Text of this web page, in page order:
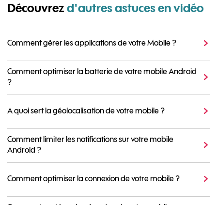
Découvrezd'autres astuces en vidéo
Comment gérer les applications de votre Mobile ?
Comment optimiser la batterie de votre mobile Android
?
A quoi sert la géolocalisation de votre mobile ?
Comment limiter les notifications sur votre mobile
Android ?
Comment optimiser la connexion de votre mobile ?